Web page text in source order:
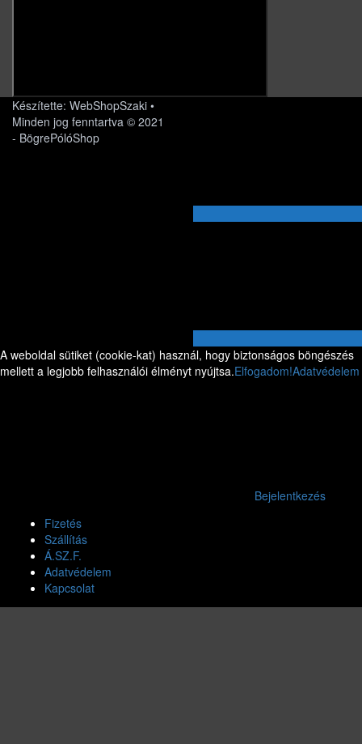
Készítette: WebShopSzaki •
Minden jog fenntartva © 2021
- BögrePólóShop
A weboldal sütiket (cookie-kat) használ, hogy biztonságos böngészés
mellett a legjobb felhasználói élményt nyújtsa.Elfogadom!Adatvédelem
Bejelentkezés
Fizetés
Szállítás
Á.SZ.F.
Adatvédelem
Kapcsolat